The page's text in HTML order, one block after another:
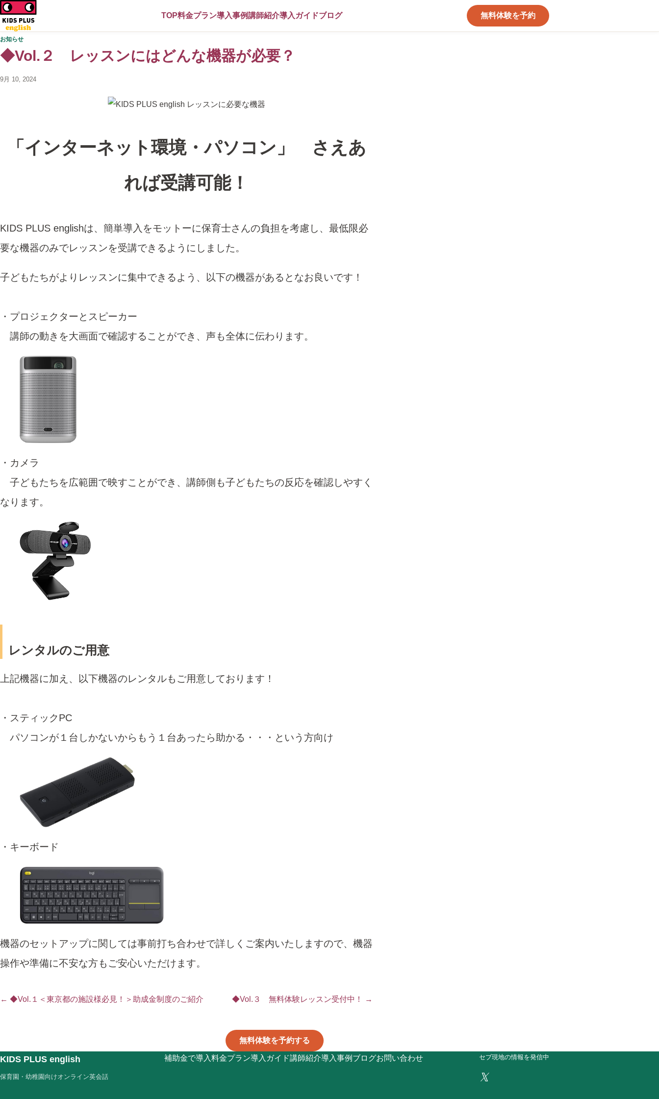
TOP料金プラン導入事例講師紹介導入ガイドブログ 無料体験を予約
お知らせ
◆Vol.２ レッスンにはどんな機器が必要？
9月 10, 2024
「インターネット環境・パソコン」 さえあ
れば受講可能！
KIDS PLUS englishは、簡単導入をモットーに保育士さんの負担を考慮し、最低限必
要な機器のみでレッスンを受講できるようにしました。
子どもたちがよりレッスンに集中できるよう、以下の機器があるとなお良いです！
・プロジェクターとスピーカー
講師の動きを大画面で確認することができ、声も全体に伝わります。
・カメラ
子どもたちを広範囲で映すことができ、講師側も子どもたちの反応を確認しやすく
なります。
レンタルのご用意
上記機器に加え、以下機器のレンタルもご用意しております！
・スティックPC
パソコンが１台しかないからもう１台あったら助かる・・・という方向け
・キーボード
機器のセットアップに関しては事前打ち合わせで詳しくご案内いたしますので、機器
操作や準備に不安な方もご安心いただけます。
← ◆Vol.１＜東京都の施設様必見！＞助成金制度のご紹介 ◆Vol.３ 無料体験レッスン受付中！ →
無料体験を予約する
KIDS PLUS english
保育園・幼稚園向けオンライン英会話
補助金で導入料金プラン導入ガイド講師紹介導入事例 ブログお問い合わせ セブ現地の情報を発信中
𝕏